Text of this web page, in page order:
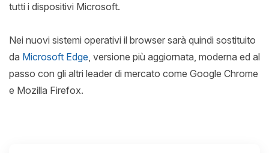
tutti i dispositivi Microsoft.
Nei nuovi sistemi operativi il browser sarà quindi sostituito
da Microsoft Edge, versione più aggiornata, moderna ed al
passo con gli altri leader di mercato come Google Chrome
e Mozilla Firefox.